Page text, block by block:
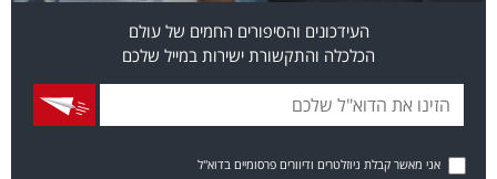
40
UNDER
40
העידכונים והסיפורים החמים של עולם
הכלכלה והתקשורת ישירות במייל שלכם
אני מאשר קבלת ניוזלטרים ודיוורים פרסומיים בדוא"ל